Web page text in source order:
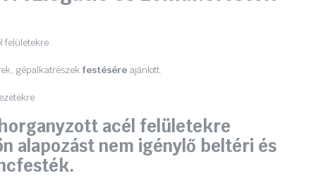
felületekre.
gépalkatrészek festéséreajánlott.
acél felületekre
alapozást nem igénylő beltéri és